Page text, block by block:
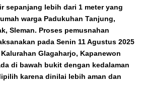
sepanjang lebih dari 1 meter yang
warga Padukuhan Tanjung,
Sleman. Proses pemusnahan
pada Senin 11 Agustus 2025
Glagaharjo, Kapanewon
di bawah bukit dengan kedalaman
karena dinilai lebih aman dan